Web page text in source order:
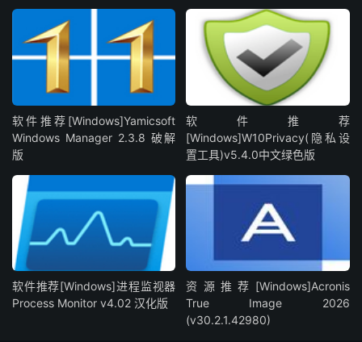
软件推荐[Windows]Yamicsoft
Windows Manager 2.3.8 破解
版
软件推荐
[Windows]W10Privacy(隐私设
置工具)v5.4.0中文绿色版
软件推荐[Windows]进程监视器
Process Monitor v4.02 汉化版
资源推荐[Windows]Acronis
True Image 2026
(v30.2.1.42980)